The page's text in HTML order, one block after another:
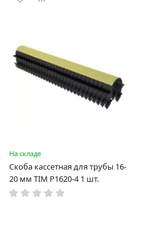
На складе
Скоба кассетная для трубы 16-
20 мм TIM P1620-4 1 шт.